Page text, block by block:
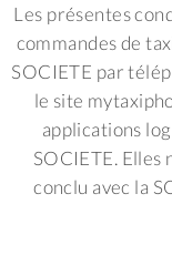
Les présentes
commandes de
SOCIETE par
le site
applications
SOCIETE. Elles
conclu avec la